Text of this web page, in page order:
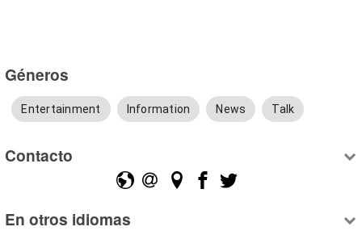
Géneros
Entertainment Information News Talk
Contacto
En otros idiomas